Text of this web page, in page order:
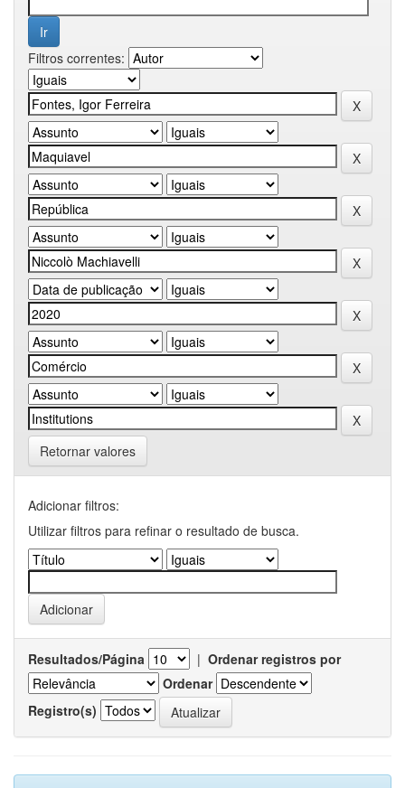
Filtros correntes:
Retornar valores
Adicionar filtros:
Utilizar filtros para refinar o resultado de busca.
Resultados/Página | Ordenar registros por
Ordenar
Registro(s)